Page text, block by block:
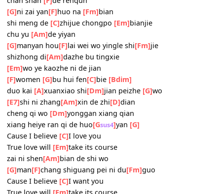
zhou shen
wo jingguo[C]shijie luguo[Em]heiye
chan shan[F]de renqun
[G]ni zai yan[F]huo na[Fm]bian
shi meng de[C]zhijue chongpo
chu yu [Am]de yiyan
[G]manyan hou[F] lai wei wo yingle shi[Fm]
shizhong di[Am]dazhe bu tingxie
[Em]wo ye kaozhe ni de jian
[F]women [G]bu hui fen[C]bie[Bdim]
duo kai[A]xuanxiao shi[Dm]
[E7]shi ni zhang[Am]xin de zhi
cheng qi wo[Dm] yonggan xiang qian
xiang heiye ran qi de huo[G ]yan[G]
Cause I believe [C]I love you